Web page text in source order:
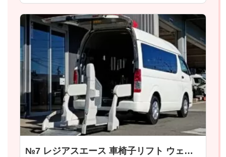
№7 レジアスエース 車椅子リフト ウェルキャブ 車いす仕様車 Bタイプ トヨタ